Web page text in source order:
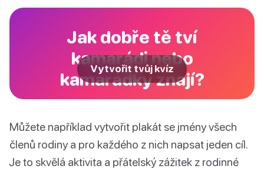
Jak dobře tě tví
kamarádi nebo
kamarádky znají?
Vytvořit tvůj kvíz
Můžete například vytvořit plakát se jmény všech
členů rodiny a pro každého z nich napsat jeden cíl.
Je to skvělá aktivita a přátelský zážitek z rodinné